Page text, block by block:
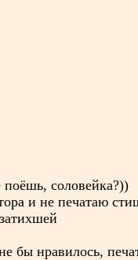
соловейка?))
и не печатаю
бы нравилось,